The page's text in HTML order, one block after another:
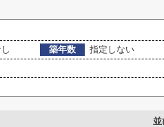
築年数
指定しない
並